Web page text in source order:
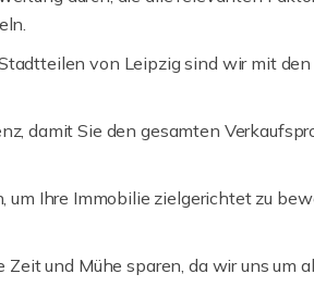
von Leipzig sind wir mit den
damit Sie den gesamten
Ihre Immobilie zielgerichtet zu
und Mühe sparen, da wir uns um